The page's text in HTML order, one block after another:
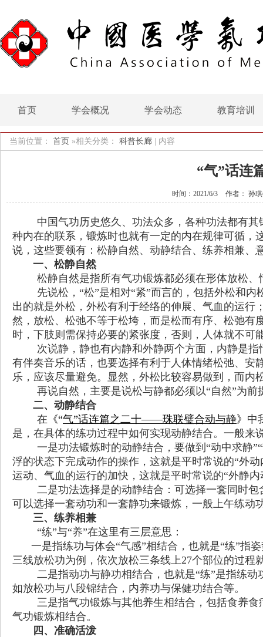
首页 学会概况 学会动态 教育培训
当前位置： 首页 »相关分类： 科普长廊 内容
“气”话连
时间：2021/6/3 作者： 孙
中国气功历史悠久、功法众多，各种功法都有
种内在的联系，锻炼时也就有一定的内在规律可循
说，这些要领有：松静自然、动静结合、练养相兼、
一、松静自然
松静自然是指所有气功锻炼都必须在形体放松
先说松，“松”是相对“紧”而言的，包括外松和
出的就是外松，外松有利于经络的伸展、气血的运行
然，放松、松弛不等于松垮，而是松而有序、松弛
时，下肢则需保持必要的紧张度，否则，人体就不可
次说静，静也有内静和外静两个方面，内静是
有伴奏音乐的话，也要选择有利于人体情绪松弛、
乐，应该尽量避免。显然，外松比较容易做到，而内
再说自然，主要是说松与静都必须以“自然”为
二、动静结合
在 《“气”话连篇之二十——珠联璧合动与静》 中
是，在具体的练功过程中如何实现动静结合。 一般来
一是功法锻炼时的动静结合，要做到“动中求静
浮的状态下完成动作的操作，这就是平时常说的“外
运动、气血的运行的加快，这就是平时常说的“外静内
二是功法选择是的动静结合：可选择一套同时
可以选择一套动功和一套静功来锻炼，一般上午练动
三、练养相兼
“练”与“养”在这里有三层意思：
一是指练功与体会“气感”相结合，也就是“练”指
三线放松功为例，依次放松三条线上27个部位的过程
二是指动功与静功相结合，也就是“练”是指练
如放松功与八段锦结合，内养功与保健功结合等。
三是指气功锻炼与其他养生相结合，包括食养
气功锻炼相结合。
四、准确活泼